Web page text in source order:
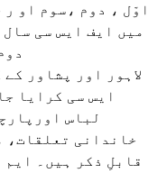
اوّل ، دوم ،سوم او ر
میں ایف ایس سی
لاہور اور پشاور
ایس سی کرایا
لباس
خاندانی تعلقات،
قابلِ ذکر ہیں۔